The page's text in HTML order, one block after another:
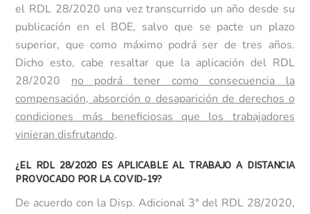
el RDL 28/2020 una vez transcurrido un año desde su
publicación en el BOE, salvo que se pacte un plazo
superior, que como máximo podrá ser de tres años.
Dicho esto, cabe resaltar que la aplicación del RDL
28/2020 no podrá tener como consecuencia la
compensación, absorción o desaparición de derechos o
condiciones más beneficiosas que los trabajadores
vinieran disfrutando.
¿EL RDL 28/2020 ES APLICABLE AL TRABAJO A DISTANCIA
PROVOCADO POR LA COVID-19?
De acuerdo con la Disp. Adicional 3ª del RDL 28/2020,